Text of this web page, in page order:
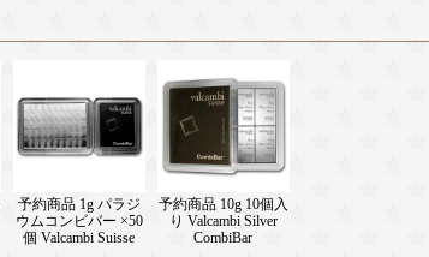
予約商品 1g パラジ
ウムコンビバー ×50
個 Valcambi Suisse
予約商品 10g 10個入
り Valcambi Silver
CombiBar